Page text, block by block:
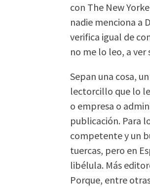
con The New
nadie menciona a
verifica igual de
no me lo leo, a ver
Sepan una cosa,
lectorcillo que lo
o empresa o
publicación. Para
competente y un
tuercas, pero en
libélula. Más
Porque, entre